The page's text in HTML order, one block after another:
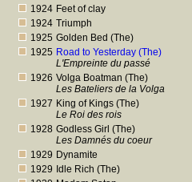
1924 Feet of clay
1924 Triumph
1925 Golden Bed (The)
1925 Road to Yesterday (The)
L'Empreinte du passé
1926 Volga Boatman (The)
Les Bateliers de la Volga
1927 King of Kings (The)
Le Roi des rois
1928 Godless Girl (The)
Les Damnés du coeur
1929 Dynamite
1929 Idle Rich (The)